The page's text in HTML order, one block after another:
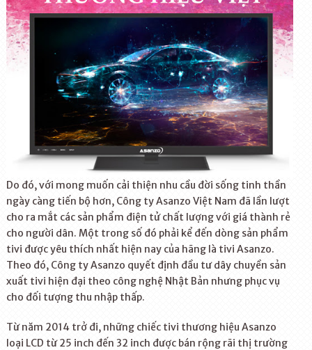
Do đó, với mong muốn cải thiện nhu cầu đời sống tinh thần
ngày càng tiến bộ hơn, Công ty Asanzo Việt Nam đã lần lượt
cho ra mắt các sản phẩm điện tử chất lượng với giá thành rẻ
cho người dân. Một trong số đó phải kể đến dòng sản phẩm
tivi được yêu thích nhất hiện nay của hãng là tivi Asanzo.
Theo đó, Công ty Asanzo quyết định đầu tư dây chuyền sản
xuất tivi hiện đại theo công nghệ Nhật Bản nhưng phục vụ
cho đối tượng thu nhập thấp.
Từ năm 2014 trở đi, những chiếc tivi thương hiệu Asanzo
loại LCD từ 25 inch đến 32 inch được bán rộng rãi thị trường